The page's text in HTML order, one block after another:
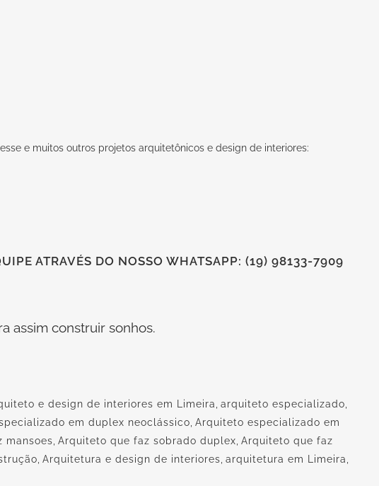
e muitos outros projetos arquitetônicos e design de interiores:
ATRAVÉS DO NOSSO WHATSAPP: (19) 98133-7909
assim construir sonhos.
e design de interiores em Limeira arquiteto especializado
em duplex neoclássico Arquiteto especializado em
mansoes Arquiteto que faz sobrado duplex Arquiteto que faz
Arquitetura e design de interiores arquitetura em Limeira